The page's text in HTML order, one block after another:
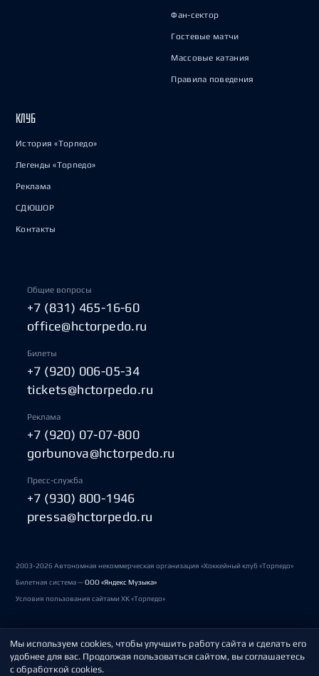
Фан-сектор
Гостевые матчи
Массовые катания
Правила поведения
КЛУБ
История «Торпедо»
Легенды «Торпедо»
Реклама
СДЮШОР
Контакты
Общие вопросы
+7 (831) 465-16-60
office@hctorpedo.ru
Билеты
+7 (920) 006-05-34
tickets@hctorpedo.ru
Реклама
+7 (920) 07-07-800
gorbunova@hctorpedo.ru
Пресс-служба
+7 (930) 800-1946
pressa@hctorpedo.ru
2003-2026 Автономная некоммерческая организация «Хоккейный клуб «Торпедо»
Билетная система —ООО «Яндекс Музыка»
Условия пользования сайтами ХК «Торпедо»
Политика обработки персональных данных
Пользовательское соглашение
Мы используем cookies, чтобы улучшить работу сайта и сделать его
удобнее для вас. Продолжая пользоваться сайтом, вы соглашаетесь
с обработкой cookies.